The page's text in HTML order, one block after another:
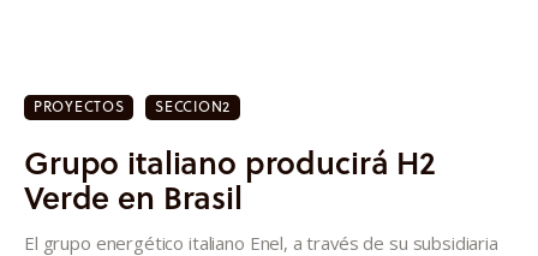
PROYECTOS SECCION2
Grupo italiano producirá H2
Verde en Brasil
El grupo energético italiano Enel, a través de su subsidiaria